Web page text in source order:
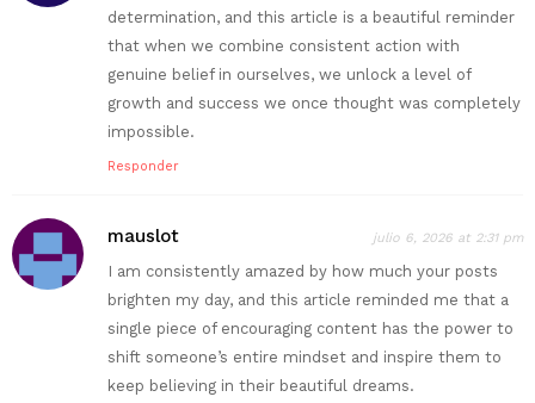
determination, and this article is a beautiful reminder
that when we combine consistent action with
genuine belief in ourselves, we unlock a level of
growth and success we once thought was completely
impossible.
Responder
mauslot julio 6, 2026 at 2:31 pm
I am consistently amazed by how much your posts
brighten my day, and this article reminded me that a
single piece of encouraging content has the power to
shift someone’s entire mindset and inspire them to
keep believing in their beautiful dreams.